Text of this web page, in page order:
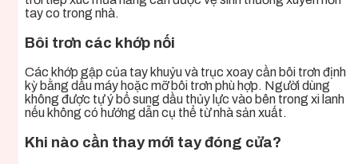
tay co trong nhà.
Bôi trơn các khớp nối
Các khớp gập của tay khuỷu và trục xoay cần bôi trơn định
kỳ bằng dầu máy hoặc mỡ bôi trơn phù hợp. Người dùng
không được tự ý bổ sung dầu thủy lực vào bên trong xi lanh
nếu không có hướng dẫn cụ thể từ nhà sản xuất.
Khi nào cần thay mới tay đóng cửa?